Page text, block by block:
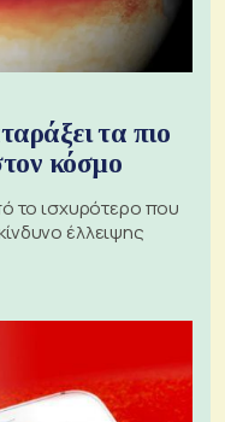
τα πιο
κόσμο
το ισχυρότερο που
έλλειψης